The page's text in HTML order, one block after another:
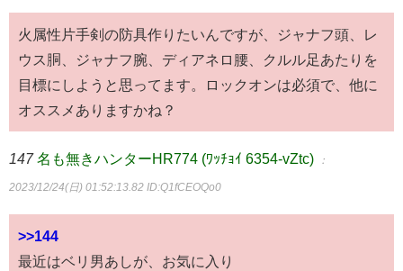
火属性片手剣の防具作りたいんですが、ジャナフ頭、レ
ウス胴、ジャナフ腕、ディアネロ腰、クルル足あたりを
目標にしようと思ってます。ロックオンは必須で、他に
オススメありますかね？
147 名も無きハンターHR774 (ﾜｯﾁｮｲ 6354-vZtc) ：
2023/12/24(日) 01:52:13.82 ID:Q1fCEOQo0
>>144
最近はベリ男あしが、お気に入り